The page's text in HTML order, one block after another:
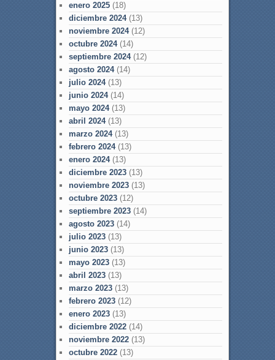
enero 2025(18)
diciembre 2024(13)
noviembre 2024(12)
octubre 2024(14)
septiembre 2024(12)
agosto 2024(14)
julio 2024(13)
junio 2024(14)
mayo 2024(13)
abril 2024(13)
marzo 2024(13)
febrero 2024(13)
enero 2024(13)
diciembre 2023(13)
noviembre 2023(13)
octubre 2023(12)
septiembre 2023(14)
agosto 2023(14)
julio 2023(13)
junio 2023(13)
mayo 2023(13)
abril 2023(13)
marzo 2023(13)
febrero 2023(12)
enero 2023(13)
diciembre 2022(14)
noviembre 2022(13)
octubre 2022(13)